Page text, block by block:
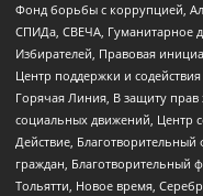
Фонд борьбы с коррупцией,
СПИДа, СВЕЧА, Гуманитарное
Избирателей, Правовая
Центр поддержки и
Горячая Линия, В защиту прав
социальных движений, Центр
Действие,
граждан,
Тольятти, Новое время,